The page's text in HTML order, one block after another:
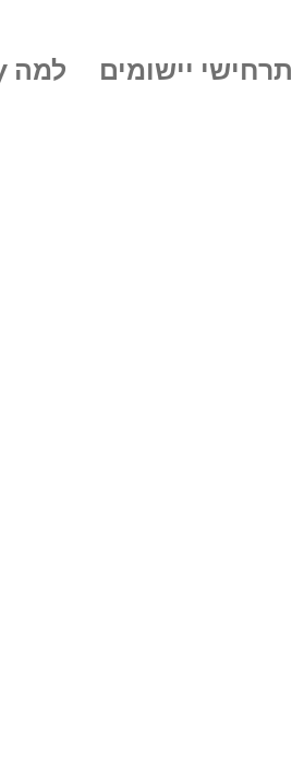
תרחישי יישומים למה bfy